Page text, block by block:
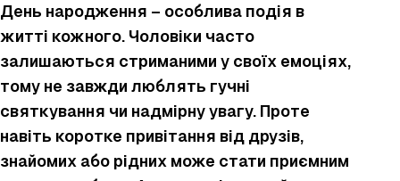
День народження – особлива подія в
житті кожного. Чоловіки часто
залишаються стриманими у своїх емоціях,
тому не завжди люблять гучні
святкування чи надмірну увагу. Проте
навіть коротке привітання від друзів,
знайомих або рідних може стати приємним